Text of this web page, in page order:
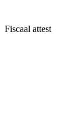
Fiscaal attest